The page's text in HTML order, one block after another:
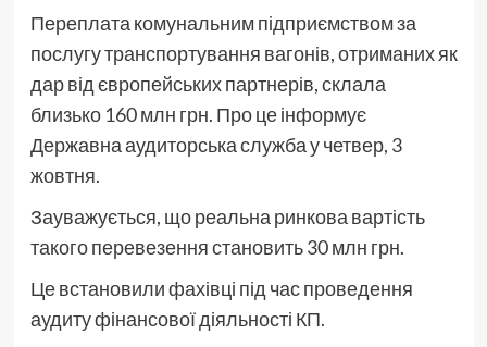
Переплата комунальним підприємством за
послугу транспортування вагонів, отриманих як
дар від європейських партнерів, склала
близько 160 млн грн. Про це інформує
Державна аудиторська служба у четвер, 3
жовтня.
Зауважується, що реальна ринкова вартість
такого перевезення становить 30 млн грн.
Це встановили фахівці під час проведення
аудиту фінансової діяльності КП.